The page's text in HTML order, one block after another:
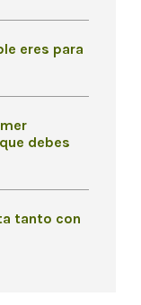
eres para
debes
tanto con